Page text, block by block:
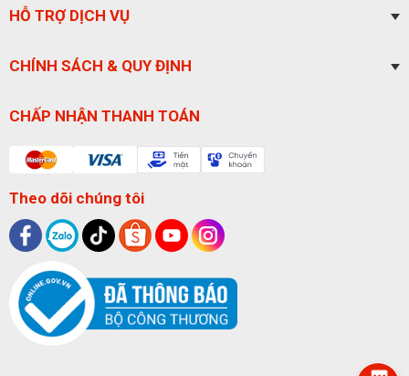
HỖ TRỢ DỊCH VỤ
CHÍNH SÁCH & QUY ĐỊNH
CHẤP NHẬN THANH TOÁN
Theo dõi chúng tôi